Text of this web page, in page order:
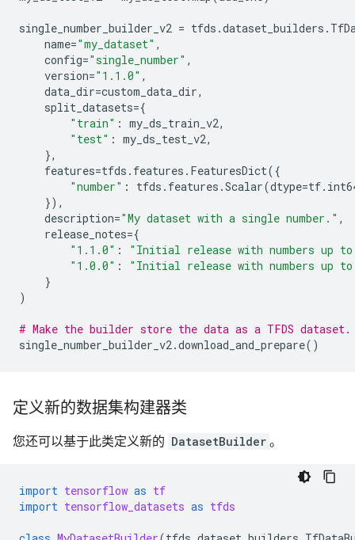
single_number_builder_v2 = tfds .dataset_builders .
name="my_dataset" ,
config="single_number" ,
version="1.1.0" ,
data_dir=custom_data_dir,
split_datasets={
"train" : my_ds_train_v2,
"test" : my_ds_test_v2,
},
features=tfds . features . FeaturesDict({
"number" : tfds . features .Scalar(dtype=tf.
}),
description="My dataset with a single number." ,
release_notes={
"1.1.0" :
"Initial release with numbers up
"1.0.0" :
"Initial release with numbers up
}
)
# Make the builder store the data as a TFDS dataset.
single_number_builder_v2.download_and_prepare()
定义新的数据集构建器类
您还可以基于此类定义新的 DatasetBuilder 。
import tensorflow as tf
import tensorflow_datasets as tfds